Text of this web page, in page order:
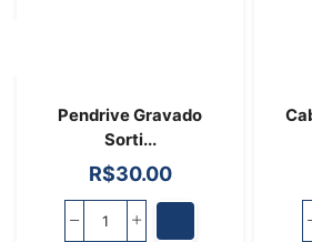
Pendrive Gravado
Sorti...
R$30.00